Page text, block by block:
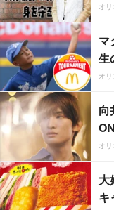
オ
マ
生
オ
向
オ
大
キ